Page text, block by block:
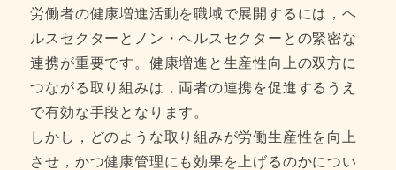
労働者の健康増進活動を職域で展開するには，ヘ
ルスセクターとノン・ヘルスセクターとの緊密な
連携が重要です。健康増進と生産性向上の双方に
つながる取り組みは，両者の連携を促進するうえ
で有効な手段となります。
しかし，どのような取り組みが労働生産性を向上
させ，かつ健康管理にも効果を上げるのかについ